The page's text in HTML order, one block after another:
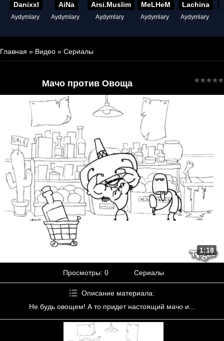
Danixxl
Aydymlary
AiNa
Aydymlary
Arsi.Muslim
Aydymlary
MeLHeM
Aydymlary
Lachina
Aydymlary
Главная » Видео » Сериалы
Мачо против Овоща
1:18
Просмотры: 0 Сериалы
Описание материала:
Не будь овощем! А то придет настоящий мачо и...